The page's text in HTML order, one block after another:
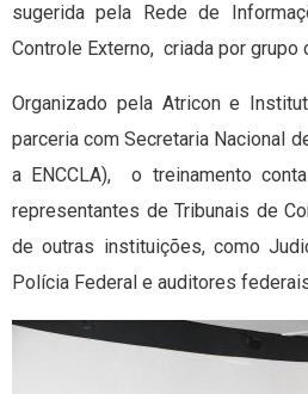
sugerida pela Rede de
Controle Externo, criada por grupo
Organizado pela Atricon e
parceria com Secretaria Nacional
a ENCCLA), o treinamento
representantes de Tribunais de
de outras instituições, como
Polícia Federal e auditores